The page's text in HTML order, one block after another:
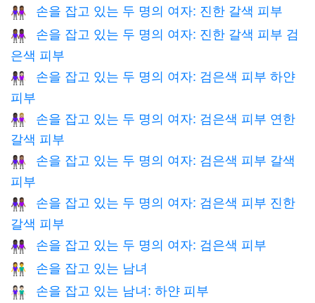
👭🏾 손을 잡고 있는 두 명의 여자: 진한 갈색 피부
👩🏾‍🤝‍👩🏿
손을 잡고 있는 두 명의 여자: 진한 갈색 피부 검
은색 피부
👩🏿‍🤝‍👩🏻
손을 잡고 있는 두 명의 여자: 검은색 피부 하얀
피부
👩🏿‍🤝‍👩🏼
손을 잡고 있는 두 명의 여자: 검은색 피부 연한
갈색 피부
👩🏿‍🤝‍👩🏽
손을 잡고 있는 두 명의 여자: 검은색 피부 갈색
피부
👩🏿‍🤝‍👩🏾
손을 잡고 있는 두 명의 여자: 검은색 피부 진한
갈색 피부
👭🏿 손을 잡고 있는 두 명의 여자: 검은색 피부
👫 손을 잡고 있는 남녀
👫🏻 손을 잡고 있는 남녀: 하얀 피부